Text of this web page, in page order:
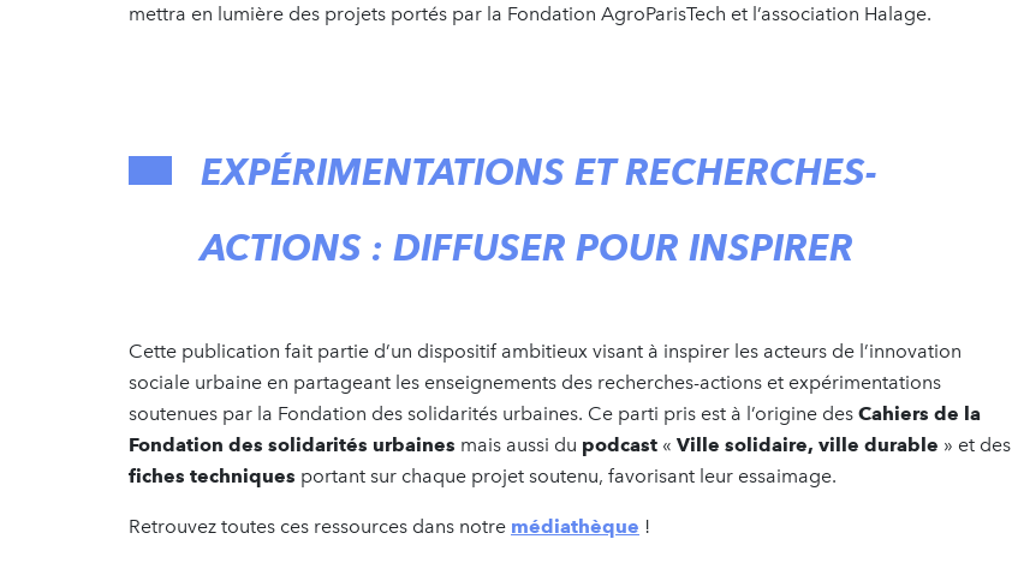
mettra en lumière des projets portés par la Fondation AgroParisTech et l’association Halage.
EXPÉRIMENTATIONS ET RECHERCHES-
ACTIONS : DIFFUSER POUR INSPIRER
Cette publication fait partie d’un dispositif ambitieux visant à inspirer les acteurs de l’innovation
sociale urbaine en partageant les enseignements des recherches-actions et expérimentations
soutenues par la Fondation des solidarités urbaines. Ce parti pris est à l’origine des Cahiers de la
Fondation des solidarités urbaines mais aussi du podcast « Ville solidaire, ville durable » et des
fiches techniques portant sur chaque projet soutenu, favorisant leur essaimage.
Retrouvez toutes ces ressources dans notre médiathèque !